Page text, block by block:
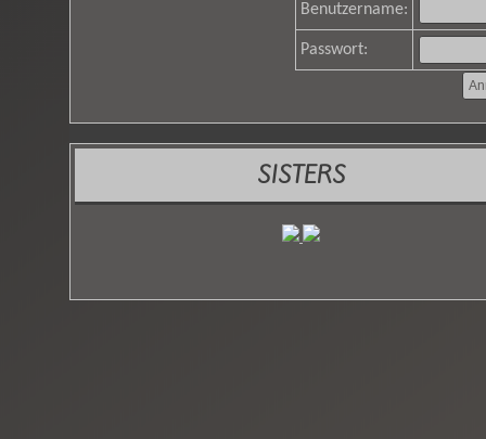
Benutzername:
Passwort:
SISTERS